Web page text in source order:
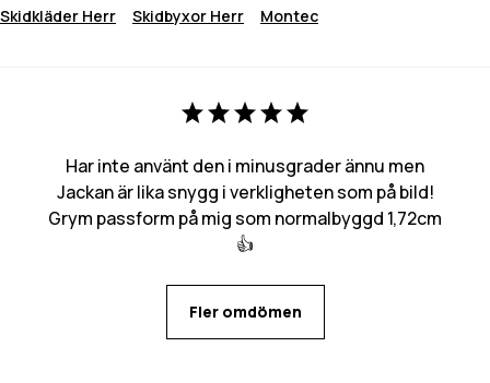
Skidkläder Herr Skidbyxor Herr Montec
Har inte använt den i minusgrader ännu men
Jackan är lika snygg i verkligheten som på bild!
Grym passform på mig som normalbyggd 1,72cm
👍
Fler omdömen